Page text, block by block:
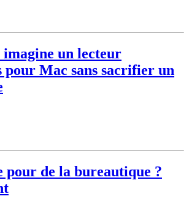
un lecteur
pour Mac sans sacrifier un
pour de la bureautique ?